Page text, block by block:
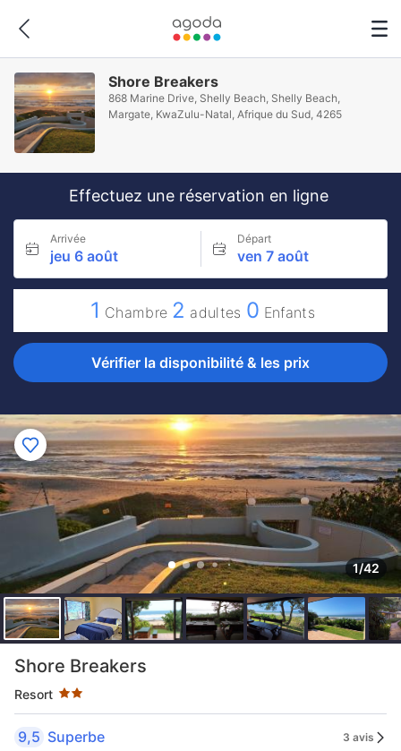
Shore Breakers
868 Marine Drive, Shelly Beach, Shelly Beach,
Margate, KwaZulu-Natal, Afrique du Sud, 4265
Effectuez une réservation en ligne
Arrivée
jeu 6 août
Départ
ven 7 août
1 Chambre 2 adultes 0 Enfants
Vérifier la disponibilité & les prix
1/42
Shore Breakers
Resort
2 étoiles au classement par étoile
9,5 Superbe 3 avis